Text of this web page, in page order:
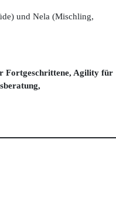
und Nela (Mischling,
Fortgeschrittene, Agility für